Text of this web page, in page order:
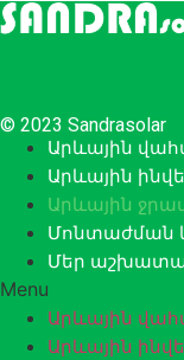
© 2023 Sandrasolar
Արևային
Արևային
Արևային
Մոնտաժման
Մեր
Menu
Արևային
Արևային